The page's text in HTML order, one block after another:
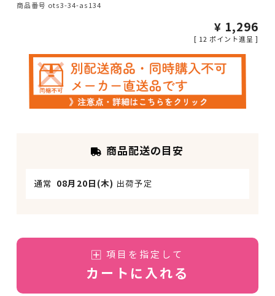
商品番号 ots3-34-as134
¥ 1,296
[ 12 ポイント進呈 ]
商品配送の目安
通常 08月20日(木) 出荷予定
項目を指定して
カートに入れる